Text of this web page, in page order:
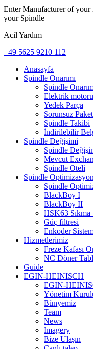
Enter Manufacturer of your
your Spindle
Acil Yardım
+49 5625 9210 112
Anasayfa
Spindle Onarımı
Spindle
Elektrik motoru
Yedek Parça
Sorunsuz Paket
Spindle Takibi
İndirilebilir
Spindle Değişimi
Spindle
Mevcut
Spindle Oteli
Spindle
Spindle
BlackBoy I
BlackBoy II
HSK63 Sıkma
Güç filtresi
Enkoder
Hizmetlerimiz
Freze Kafası
NC Döner
Guide
EGIN-HEINISCH
EGIN-
Yönetim
Bünyemiz
Team
News
Imagery
Bize Ulaşın